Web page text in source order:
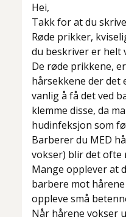
Hei,
Takk for at du
Røde prikker,
du beskriver er helt
De røde prikkene,
hårsekkene der det
vanlig å få det ved
klemme disse, da
hudinfeksjon som
Barberer du MED
vokser) blir det ofte
Mange opplever at
barbere mot
oppleve små
Når hårene vokser